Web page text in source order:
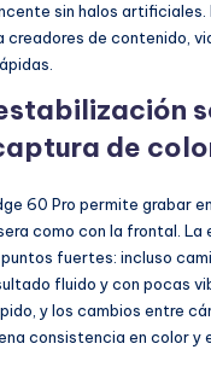
sin halos artificiales.
creadores de contenido,
de
60 Pro permite grabar en
como con la frontal. La
fuertes: incluso
fluido y con pocas
y los cambios entre
consistencia en color y